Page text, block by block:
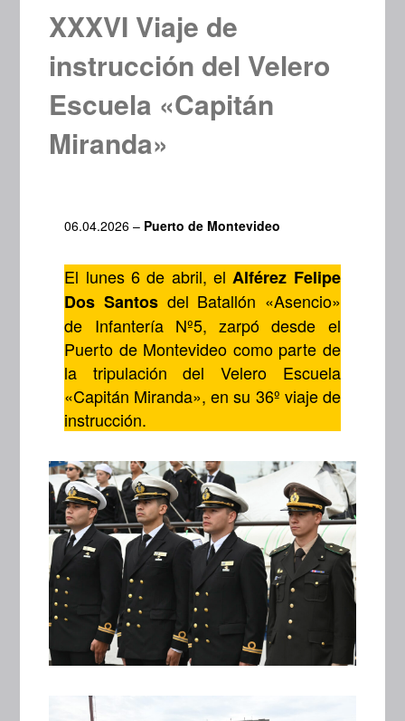
XXXVI Viaje de
instrucción del Velero
Escuela «Capitán
Miranda»
06.04.2026 – Puerto de Montevideo
El lunes 6 de abril, el Alférez Felipe
Dos Santosdel Batallón «Asencio»
de Infantería Nº5, zarpó desde el
Puerto de Montevideo como parte de
la tripulación del Velero Escuela
«Capitán Miranda», en su 36º viaje de
instrucción.